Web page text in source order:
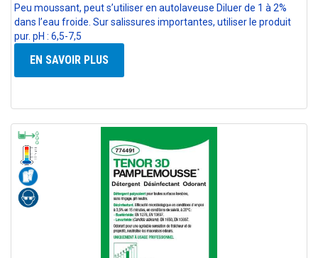
Peu moussant, peut s’utiliser en autolaveuse Diluer de 1 à 2%
dans l’eau froide. Sur salissures importantes, utiliser le produit
pur. pH : 6,5-7,5
EN SAVOIR PLUS